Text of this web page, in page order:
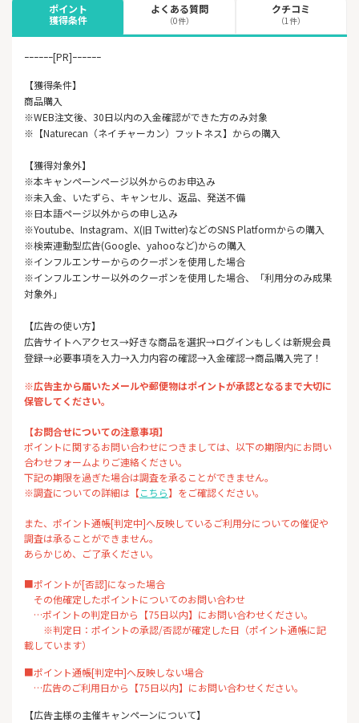
ポイント
獲得条件
よくある質問
（0件）
クチコミ
（1件）
ｰｰｰｰｰｰ[PR]ｰｰｰｰｰｰ
【獲得条件】
商品購入
※WEB注文後、30日以内の入金確認ができた方のみ対象
※【Naturecan（ネイチャーカン）フットネス】からの購入
【獲得対象外】
※本キャンペーンページ以外からのお申込み
※未入金、いたずら、キャンセル、返品、発送不備
※日本語ページ以外からの申し込み
※Youtube、Instagram、X(旧 Twitter)などのSNS Platformからの購入
※検索連動型広告(Google、yahooなど)からの購入
※インフルエンサーからのクーポンを使用した場合
※インフルエンサー以外のクーポンを使用した場合、「利用分のみ成果
対象外」
【広告の使い方】
広告サイトへアクセス→好きな商品を選択→ログインもしくは新規会員
登録→必要事項を入力→入力内容の確認→入金確認→商品購入完了！
※広告主から届いたメールや郵便物はポイントが承認となるまで大切に
保管してください。
【お問合せについての注意事項】
ポイントに関するお問い合わせにつきましては、以下の期限内にお問い
合わせフォームよりご連絡ください。
下記の期限を過ぎた場合は調査を承ることができません。
※調査についての詳細は【こちら】をご確認ください。
また、ポイント通帳[判定中]へ反映しているご利用分についての催促や
調査は承ることができません。
あらかじめ、ご了承ください。
■ポイントが[否認]になった場合
その他確定したポイントについてのお問い合わせ
…ポイントの判定日から【75日以内】にお問い合わせください。
※判定日：ポイントの承認/否認が確定した日（ポイント通帳に記
載しています）
■ポイント通帳[判定中]へ反映しない場合
…広告のご利用日から【75日以内】にお問い合わせください。
【広告主様の主催キャンペーンについて】